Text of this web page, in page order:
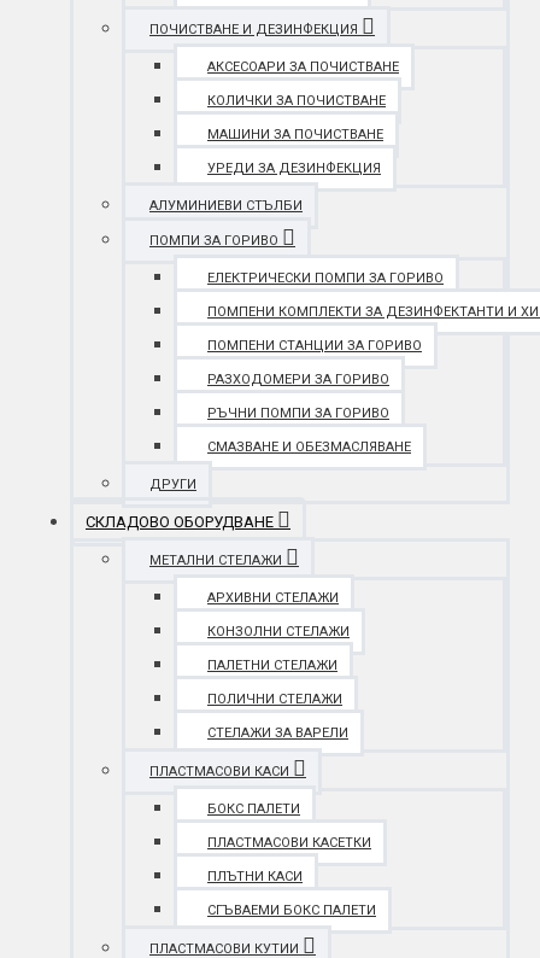
ПОЧИСТВАНЕ И ДЕЗИНФЕКЦИЯ
АКСЕСОАРИ ЗА ПОЧИСТВАНЕ
КОЛИЧКИ ЗА ПОЧИСТВАНЕ
МАШИНИ ЗА ПОЧИСТВАНЕ
УРЕДИ ЗА ДЕЗИНФЕКЦИЯ
АЛУМИНИЕВИ СТЪЛБИ
ПОМПИ ЗА ГОРИВО
ЕЛЕКТРИЧЕСКИ ПОМПИ ЗА ГОРИВО
ПОМПЕНИ КОМПЛЕКТИ ЗА ДЕЗИНФЕКТАНТИ И
ПОМПЕНИ СТАНЦИИ ЗА ГОРИВО
РАЗХОДОМЕРИ ЗА ГОРИВО
РЪЧНИ ПОМПИ ЗА ГОРИВО
СМАЗВАНЕ И ОБЕЗМАСЛЯВАНЕ
ДРУГИ
СКЛАДОВО ОБОРУДВАНЕ
МЕТАЛНИ СТЕЛАЖИ
АРХИВНИ СТЕЛАЖИ
КОНЗОЛНИ СТЕЛАЖИ
ПАЛЕТНИ СТЕЛАЖИ
ПОЛИЧНИ СТЕЛАЖИ
СТЕЛАЖИ ЗА ВАРЕЛИ
ПЛАСТМАСОВИ КАСИ
БОКС ПАЛЕТИ
ПЛАСТМАСОВИ КАСЕТКИ
ПЛЪТНИ КАСИ
СГЪВАЕМИ БОКС ПАЛЕТИ
ПЛАСТМАСОВИ КУТИИ